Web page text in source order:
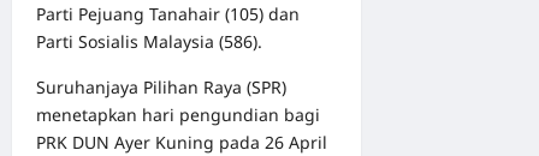
Parti Pejuang Tanahair (105) dan
Parti Sosialis Malaysia (586).
Suruhanjaya Pilihan Raya (SPR)
menetapkan hari pengundian bagi
PRK DUN Ayer Kuning pada 26 April